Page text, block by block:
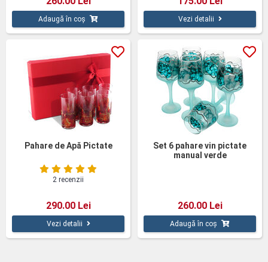
Adaugă în coș Vezi detalii
Pahare de Apă Pictate
2 recenzii
290.00 Lei
Vezi detalii
Set 6 pahare vin pictate
manual verde
260.00 Lei
Adaugă în coș